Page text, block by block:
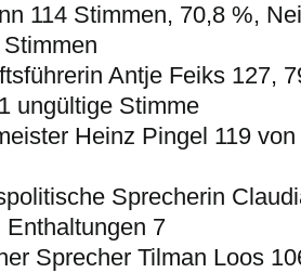
114 Stimmen, 70,8 %,
Antje Feiks 127,
ungültige Stimme
Heinz Pingel 119
Sprecherin
7
Sprecher Tilman Loos